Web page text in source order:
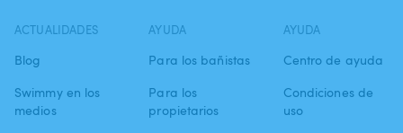
ACTUALIDADES
Blog
Swimmy en los
medios
AYUDA
Para los bañistas
Para los
propietarios
AYUDA
Centro de ayuda
Condiciones de
uso